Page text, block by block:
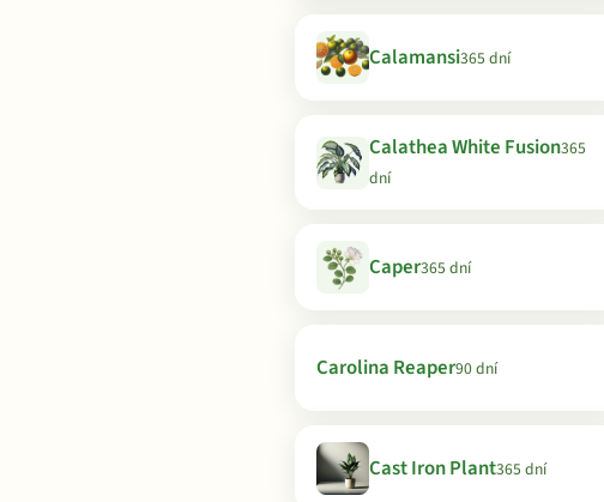
Calamansi365 dní
Calathea White Fusion365
dní
Caper365 dní
Carolina Reaper90 dní
Cast Iron Plant365 dní